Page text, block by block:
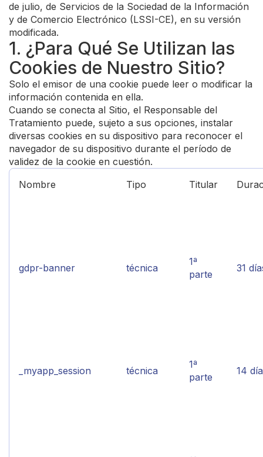
de julio, de Servicios de la Sociedad de la Información
y de Comercio Electrónico (LSSI-CE), en su versión
modificada.
1. ¿Para Qué Se Utilizan las
Cookies de Nuestro Sitio?
Solo el emisor de una cookie puede leer o modificar la
información contenida en ella.
Cuando se conecta al Sitio, el Responsable del
Tratamiento puede, sujeto a sus opciones, instalar
diversas cookies en su dispositivo para reconocer el
navegador de su dispositivo durante el período de
validez de la cookie en cuestión.
Nombre
Tipo Titular
gdpr-banner técnica
1ª
parte
31
_myapp_session técnica
1ª
parte
14